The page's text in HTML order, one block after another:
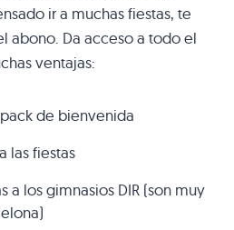
ir a muchas fiestas, te
abono. Da acceso a todo el
ventajas:
de bienvenida
las fiestas
a los gimnasios DIR (son muy